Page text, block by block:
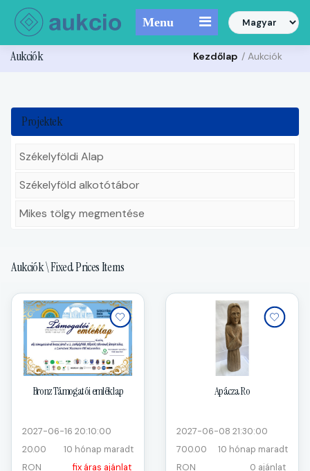
Menu
Aukciók Kezdőlap / Aukciók
Projektek
Székelyföldi Alap
Székelyföld alkotótábor
Mikes tölgy megmentése
Aukciók \ Fixed Prices Items
Bronz Támogatói emléklap
2027-06-16 20:10:00
10 hónap maradt
20.00
RON
fix áras ajánlat
Apácza Ro
2027-06-08 21:30:00
10 hónap maradt
700.00
RON
0 ajánlat